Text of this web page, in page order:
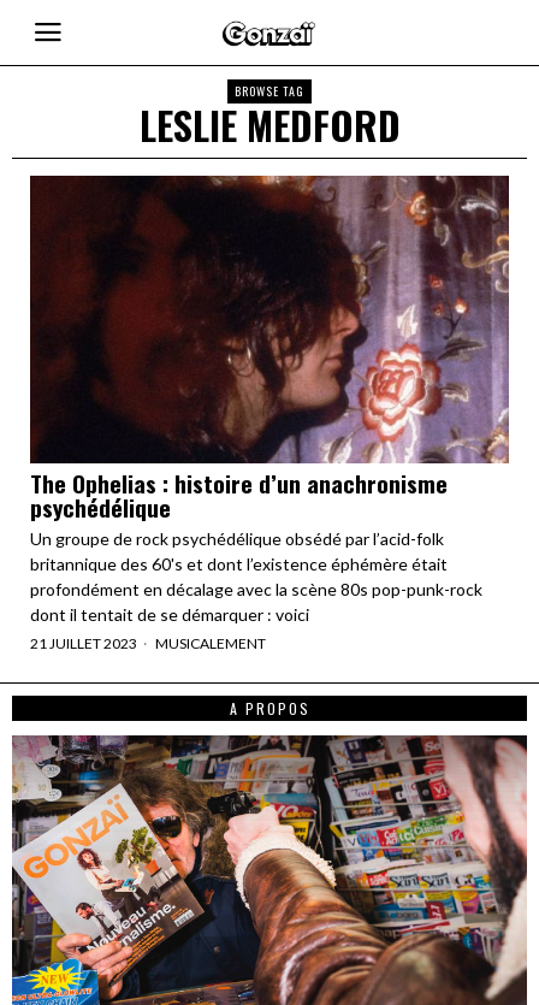
BROWSE TAG
LESLIE MEDFORD
The Ophelias : histoire d’un anachronisme
psychédélique
Un groupe de rock psychédélique obsédé par l’acid-folk
britannique des 60's et dont l’existence éphémère était
profondément en décalage avec la scène 80s pop-punk-rock
dont il tentait de se démarquer : voici
21 JUILLET 2023 MUSICALEMENT
A PROPOS